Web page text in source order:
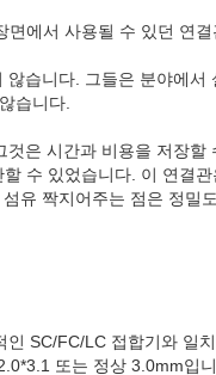
에서 사용될 수 있던 연
습니다. 그들은 분야에
습니다.
은 시간과 비용을 저장할
수 있었습니다. 이 연결
유 짝지어주는 점은 정밀
SC/FC/LC 접합기와 일
또는 정상 3.0mm입